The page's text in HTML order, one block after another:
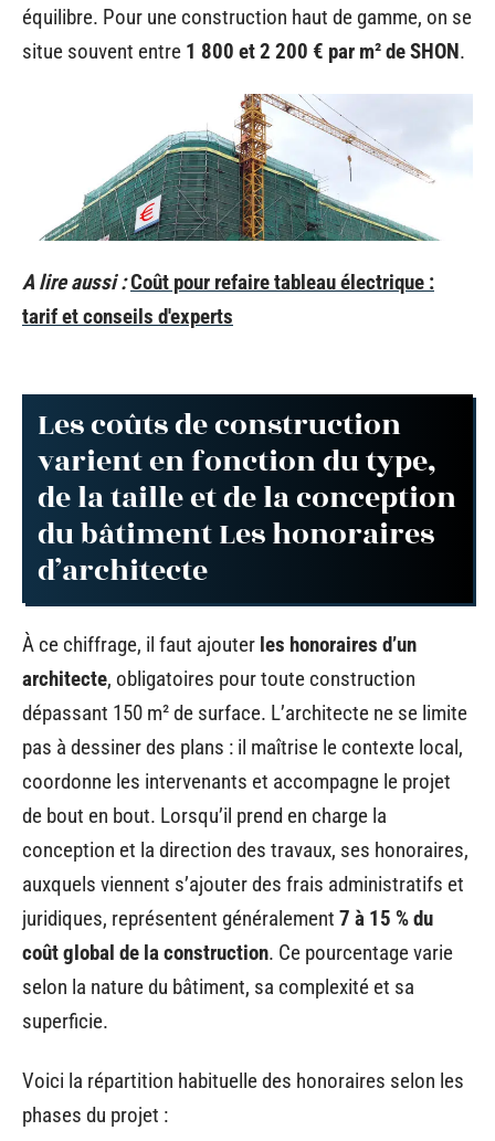
équilibre. Pour une construction haut de gamme, on se
situe souvent entre 1 800 et 2 200 € par m² de SHON.
A lire aussi :Coût pour refaire tableau électrique :
tarif et conseils d'experts
Les coûts de construction
varient en fonction du type,
de la taille et de la conception
du bâtiment Les honoraires
d’architecte
À ce chiffrage, il faut ajouter les honoraires d’un
architecte, obligatoires pour toute construction
dépassant 150 m² de surface. L’architecte ne se limite
pas à dessiner des plans : il maîtrise le contexte local,
coordonne les intervenants et accompagne le projet
de bout en bout. Lorsqu’il prend en charge la
conception et la direction des travaux, ses honoraires,
auxquels viennent s’ajouter des frais administratifs et
juridiques, représentent généralement 7 à 15 % du
coût global de la construction. Ce pourcentage varie
selon la nature du bâtiment, sa complexité et sa
superficie.
Voici la répartition habituelle des honoraires selon les
phases du projet :